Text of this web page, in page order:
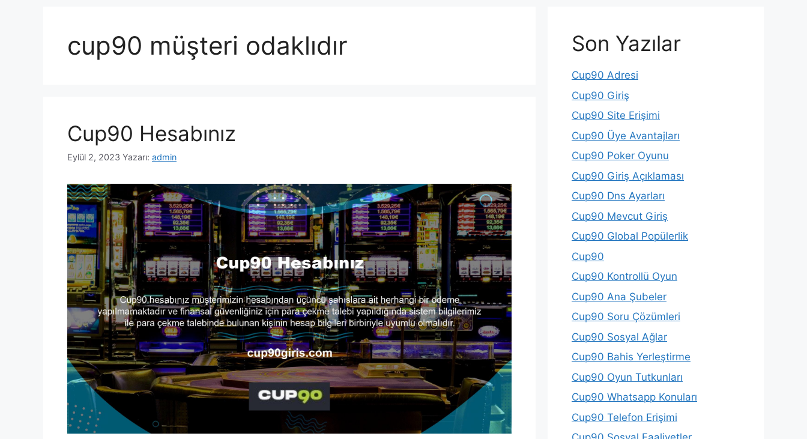
cup90 müşteri odaklıdır
Cup90 Hesabınız
Eylül 2, 2023 Yazarı: admin
Son Yazılar
Cup90 Adresi
Cup90 Giriş
Cup90 Site Erişimi
Cup90 Üye Avantajları
Cup90 Poker Oyunu
Cup90 Giriş Açıklaması
Cup90 Dns Ayarları
Cup90 Mevcut Giriş
Cup90 Global Popülerlik
Cup90
Cup90 Kontrollü Oyun
Cup90 Ana Şubeler
Cup90 Soru Çözümleri
Cup90 Sosyal Ağlar
Cup90 Bahis Yerleştirme
Cup90 Oyun Tutkunları
Cup90 Whatsapp Konuları
Cup90 Telefon Erişimi